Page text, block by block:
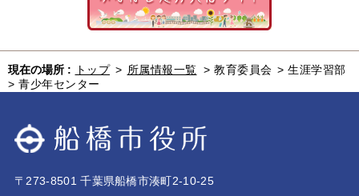
現在の場所 : トップ > 所属情報一覧 > 教育委員会 > 生涯学習部
> 青少年センター
〒273-8501 千葉県船橋市湊町2-10-25